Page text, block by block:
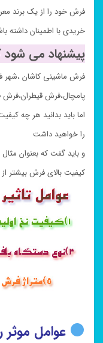
فرش خود را از یک برند
خریدی با اطمینان داشته
پیشنهاد می شود
فرش ماشینی کاشان
پامچال،فرش
اما باید بدانید هر چه
را خواهید داشت
کیفیت بالای فرش بیشتر